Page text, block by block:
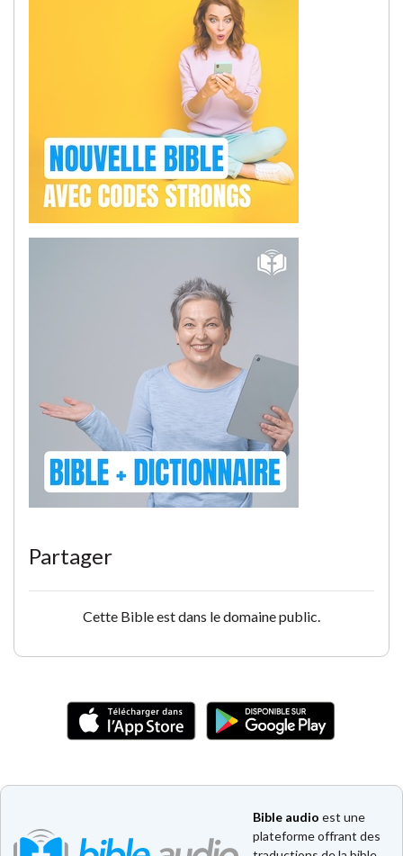
Partager
Cette Bible est dans le domaine public.
Bible audio est une
plateforme offrant des